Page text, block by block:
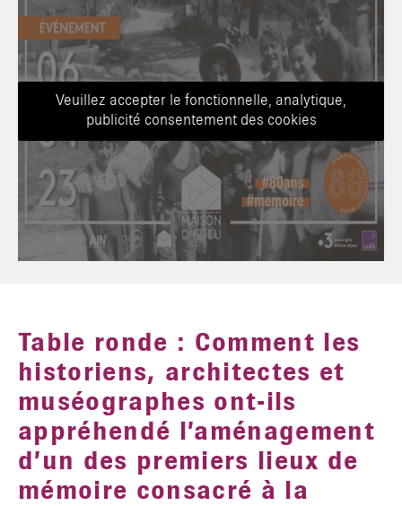
Veuillez accepter le fonctionnelle, analytique,
publicité consentement des cookies
Table ronde : Comment les
historiens, architectes et
muséographes ont-ils
appréhendé l’aménagement
d’un des premiers lieux de
mémoire consacré à la